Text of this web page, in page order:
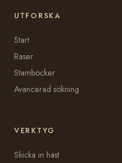
UTFORSKA
Start
Raser
Stamböcker
Avancerad sökning
VERKTYG
Skicka in häst